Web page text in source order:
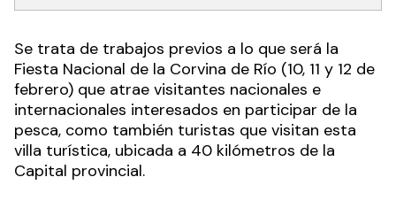
Se trata de trabajos previos a lo que será la
Fiesta Nacional de la Corvina de Río (10, 11 y 12 de
febrero) que atrae visitantes nacionales e
internacionales interesados en participar de la
pesca, como también turistas que visitan esta
villa turística, ubicada a 40 kilómetros de la
Capital provincial.